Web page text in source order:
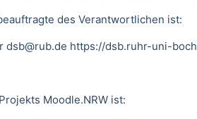
des Verantwortlichen ist:
dsb@rub.de https://dsb.ruhr-uni-
Moodle.NRW ist: